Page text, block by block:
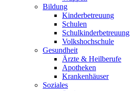
Bildung
Kinderbetreuung
Schulen
Schulkinderbetreuung
Volkshochschule
Gesundheit
Ärzte & Heilberufe
Apotheken
Krankenhäuser
Soziales